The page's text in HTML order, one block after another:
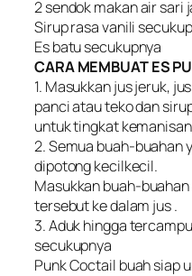
2 sendok makan air sari
Sirup rasa vanili
Es batu secukupnya
CARA MEMBUAT ES
1. Masukkan jus jeruk,
panci atau teko dan
untuk tingkat
2. Semua buah-buahan
dipotong kecilkecil.
Masukkan buah-
tersebut ke dalam jus .
3. Aduk hingga
secukupnya
Punk Coctail buah siap